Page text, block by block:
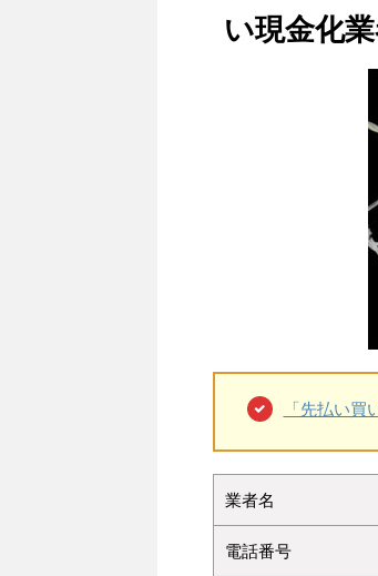
い現金化業
「先払い買
業者名
電話番号